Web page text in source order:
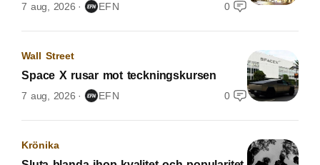
7 aug, 2026 EFN 0
Wall Street
Space X rusar mot teckningskursen
7 aug, 2026 EFN 0
Krönika